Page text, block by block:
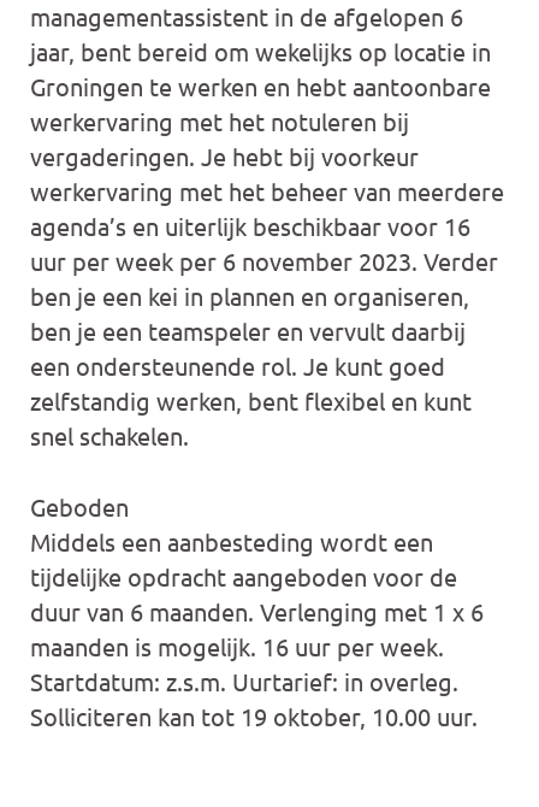
managementassistent in de afgelopen 6
jaar, bent bereid om wekelijks op locatie in
Groningen te werken en hebt aantoonbare
werkervaring met het notuleren bij
vergaderingen. Je hebt bij voorkeur
werkervaring met het beheer van meerdere
agenda’s en uiterlijk beschikbaar voor 16
uur per week per 6 november 2023. Verder
ben je een kei in plannen en organiseren,
ben je een teamspeler en vervult daarbij
een ondersteunende rol. Je kunt goed
zelfstandig werken, bent flexibel en kunt
snel schakelen.
Geboden
Middels een aanbesteding wordt een
tijdelijke opdracht aangeboden voor de
duur van 6 maanden. Verlenging met 1 x 6
maanden is mogelijk. 16 uur per week.
Startdatum: z.s.m. Uurtarief: in overleg.
Solliciteren kan tot 19 oktober, 10.00 uur.